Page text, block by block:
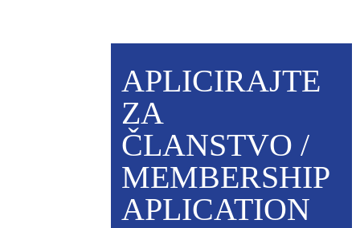
APLICIRAJTE
ZA
ČLANSTVO /
MEMBERSHIP
APLICATION